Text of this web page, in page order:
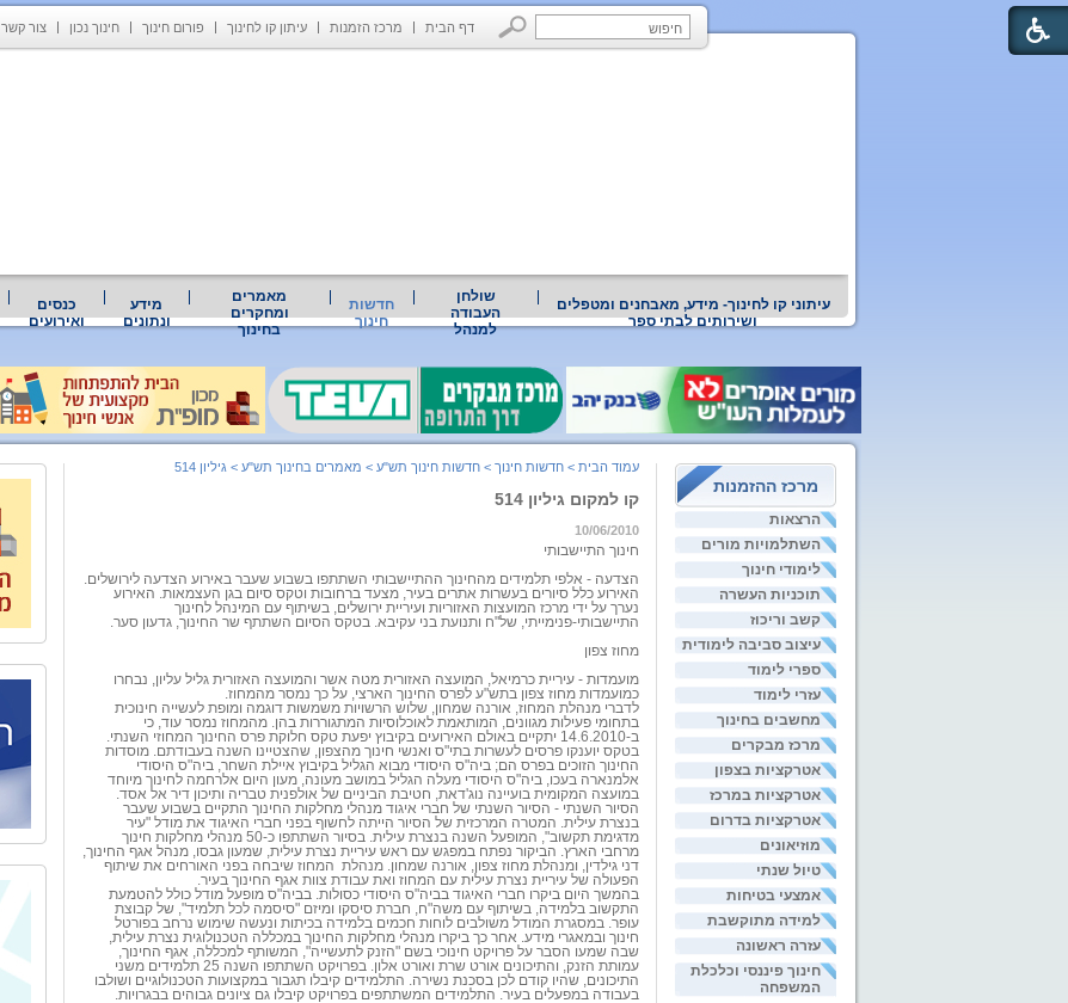
דף הבית מרכז הזמנות עיתון קו לחינוך פורום חינוך חינוך נכון צור קשר
עיתוני קו לחינוך- מידע, מאבחנים ומטפלים
ושירותים לבתי ספר
שולחן
העבודה
למנהל
חדשות
חינוך
מאמרים
ומחקרים
בחינוך
מידע
ונתונים
כנסים
ואירועים
מרכז ההזמנות
הרצאות
השתלמויות מורים
לימודי חינוך
תוכניות העשרה
קשב וריכוז
עיצוב סביבה לימודית
ספרי לימוד
עזרי לימוד
מחשבים בחינוך
מרכז מבקרים
אטרקציות בצפון
אטרקציות במרכז
אטרקציות בדרום
מוזיאונים
טיול שנתי
אמצעי בטיחות
למידה מתוקשבת
עזרה ראשונה
חינוך פיננסי וכלכלת
המשפחה
עמוד הבית > חדשות חינוך > חדשות חינוך תש"ע > מאמרים בחינוך תש"ע > גיליון 514
קו למקום גיליון 514
10/06/2010
חינוך התיישבותי
הצדעה - אלפי תלמידים מהחינוך ההתיישבותי השתתפו בשבוע שעבר באירוע הצדעה לירושלים.
האירוע כלל סיורים בעשרות אתרים בעיר, מצעד ברחובות וטקס סיום בגן העצמאות. האירוע
נערך על ידי מרכז המועצות האזוריות ועיריית ירושלים, בשיתוף עם המינהל לחינוך
התיישבותי-פנימייתי, של"ח ותנועת בני עקיבא. בטקס הסיום השתתף שר החינוך, גדעון סער.
מחוז צפון
מועמדות - עיריית כרמיאל, המועצה האזורית מטה אשר והמועצה האזורית גליל עליון, נבחרו
כמועמדות מחוז צפון בתש"ע לפרס החינוך הארצי, על כך נמסר מהמחוז.
לדברי מנהלת המחוז, אורנה שמחון, שלוש הרשויות משמשות דוגמה ומופת לעשייה חינוכית
בתחומי פעילות מגוונים, המותאמת לאוכלוסיות המתגוררות בהן. מהמחוז נמסר עוד, כי
ב-14.6.2010 יתקיים באולם האירועים בקיבוץ יפעת טקס חלוקת פרס החינוך המחוזי השנתי.
בטקס יוענקו פרסים לעשרות בתי"ס ואנשי חינוך מהצפון, שהצטיינו השנה בעבודתם. מוסדות
החינוך הזוכים בפרס הם; ביה"ס היסודי מבוא הגליל בקיבוץ איילת השחר, ביה"ס היסודי
אלמנארה בעכו, ביה"ס היסודי מעלה הגליל במושב מעונה, מעון היום אלרחמה לחינוך מיוחד
במועצה המקומית בועיינה נוג'דאת, חטיבת הביניים של אולפנית טבריה ותיכון דיר אל אסד.
הסיור השנתי - הסיור השנתי של חברי איגוד מנהלי מחלקות החינוך התקיים בשבוע שעבר
בנצרת עילית. המטרה המרכזית של הסיור הייתה לחשוף בפני חברי האיגוד את מודל "עיר
מדגימת תקשוב", המופעל השנה בנצרת עילית. בסיור השתתפו כ-50 מנהלי מחלקות חינוך
מרחבי הארץ. הביקור נפתח במפגש עם ראש עיריית נצרת עילית, שמעון גבסו, מנהל אגף החינוך,
דני גילדין, ומנהלת מחוז צפון, אורנה שמחון. מנהלת המחוז שיבחה בפני האורחים את שיתוף
הפעולה של עיריית נצרת עילית עם המחוז ואת עבודת צוות אגף החינוך בעיר.
בהמשך היום ביקרו חברי האיגוד בביה"ס היסודי כסולות. בביה"ס מופעל מודל כולל להטמעת
התקשוב בלמידה, בשיתוף עם משה"ח, חברת סיסקו ומיזם "סיסמה לכל תלמיד", של קבוצת
עופר. במסגרת המודל משולבים לוחות חכמים בלמידה בכיתות ונעשה שימוש נרחב בפורטל
חינוך ובמאגרי מידע. אחר כך ביקרו מנהלי מחלקות החינוך במכללה הטכנולוגית נצרת עילית,
שבה שמעו הסבר על פרויקט חינוכי בשם "הזנק לתעשייה", המשותף למכללה, אגף החינוך,
עמותת הזנק, והתיכונים אורט שרת ואורט אלון. בפרויקט השתתפו השנה 25 תלמידים משני
התיכונים, שהיו קודם לכן בסכנת נשירה. התלמידים קיבלו תגבור במקצועות הטכנולוגיים ושולבו
בעבודה במפעלים בעיר. התלמידים המשתתפים בפרויקט קיבלו גם ציונים גבוהים בבגרויות.